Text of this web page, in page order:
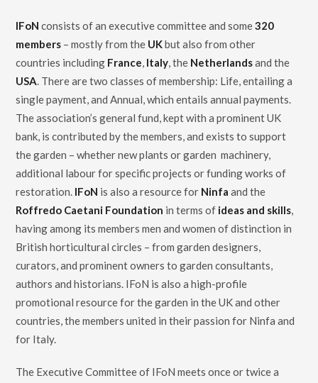
IFoN consists of an executive committee and some320
members – mostly from the UKbut also from other
countries including France, Italy, the Netherlandsand the
USA. There are two classes of membership: Life, entailing a
single payment, and Annual, which entails annual payments.
The association’s general fund, kept with a prominent UK
bank, is contributed by the members, and exists to support
the garden – whether new plants or garden machinery,
additional labour for specific projects or funding works of
restoration. IFoN is also a resource for Ninfa and the
Roffredo Caetani Foundation in terms of ideas and skills,
having among its members men and women of distinction in
British horticultural circles – from garden designers,
curators, and prominent owners to garden consultants,
authors and historians. IFoN is also a high-profile
promotional resource for the garden in the UK and other
countries, the members united in their passion for Ninfa and
for Italy.
The Executive Committee of IFoN meets once or twice a